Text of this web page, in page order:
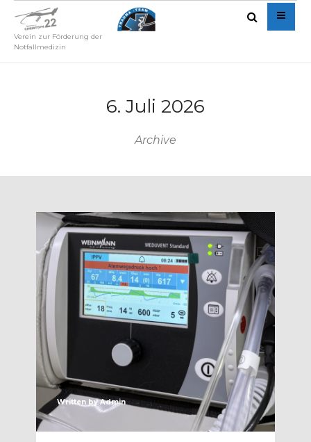
Verein zur Förderung der
Notfallmedizin
6. Juli 2026
Archive
Written byAdmin